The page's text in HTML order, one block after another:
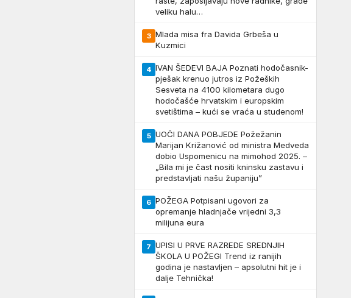
veliku halu…
3 Mlada misa fra Davida Grbeša u
Kuzmici
4 IVAN ŠEDEVI BAJA Poznati hodočasnik-
pješak krenuo jutros iz Požeških
Sesveta na 4100 kilometara dugo
hodočašće hrvatskim i europskim
svetištima – kući se vraća u studenom!
5 UOČI DANA POBJEDE Požežanin
Marijan Križanović od ministra Medveda
dobio Uspomenicu na mimohod 2025. –
„Bila mi je čast nositi kninsku zastavu i
predstavljati našu županiju”
6 POŽEGA Potpisani ugovori za
opremanje hladnjače vrijedni 3,3
milijuna eura
7 UPISI U PRVE RAZREDE SREDNJIH
ŠKOLA U POŽEGI Trend iz ranijih
godina je nastavljen – apsolutni hit je i
dalje Tehnička!